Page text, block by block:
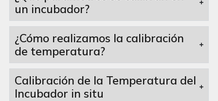
un incubador?
¿Cómo realizamos la calibración
de temperatura?
Calibración de la Temperatura del
Incubador in situ